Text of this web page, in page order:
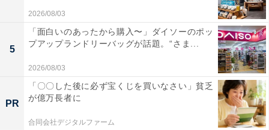
2026/08/03
5
「面白いのあったから購入〜」ダイソーのポッ
プアップランドリーバッグが話題。“さま...
2026/08/03
PR
「〇〇した後に必ず宝くじを買いなさい」貧乏
が億万長者に
合同会社デジタルファーム